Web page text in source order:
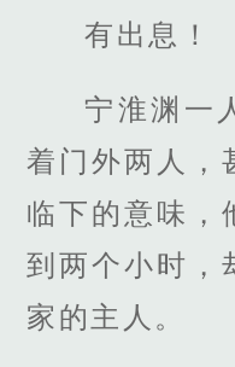
有出息！
宁淮渊一
着门外两人，
临下的意味，
到两个小时，
家的主人。